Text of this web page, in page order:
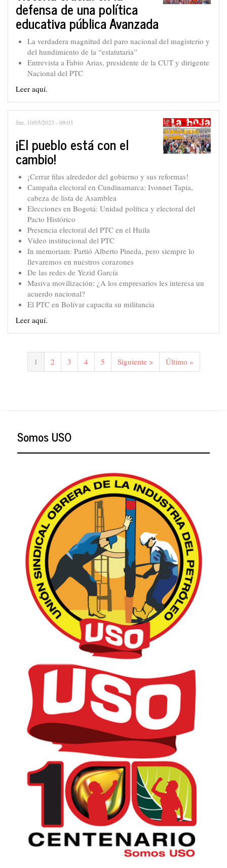
defensa de una política
educativa pública Avanzada
La verdadera magnitud del paro nacional del magisterio y
del hundimiento de la “estatutaria”
Entrevista a Fabio Arias, presidente de la CUT y dirigente
Nacional del PTC
Leer aquí.
Jue, 10/05/2023 - 09:03
¡El pueblo está con el
cambio!
¡Cerrar filas alrededor del gobierno y sus reformas!
Campaña electoral en Cundinamarca: Ivonnet Tapia,
cabeza de lista de Asamblea
Elecciones en Bogotá: Unidad política y electoral del
Pacto Histórico
Presencia electoral del PTC en el Huila
Video institucional del PTC
In memoriam: Partió Alberto Pineda, pero siempre lo
llevaremos en nuestros corazones
De las redes de Yezid García
Masiva movilización: ¿A los empresarios les interesa un
acuerdo nacional?
El PTC en Bolívar capacita su militancia
Leer aquí.
Paginación
Página
actual
1 Página
2 Página
3 Página
4 Página
5
Siguiente
página
Siguiente >
Última
página
Último »
Somos USO